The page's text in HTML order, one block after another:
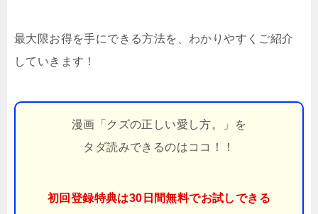
最大限お得を手にできる方法を、わかりやすくご紹介
していきます！
漫画「クズの正しい愛し方。」を
タダ読みできるのはココ！！
初回登録特典は30日間無料でお試しできる